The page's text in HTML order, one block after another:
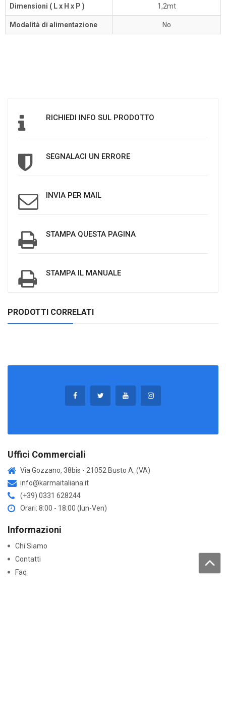
Dimensioni ( L x H x P ) 1,2mt
Modalità di alimentazione No
RICHIEDI INFO SUL PRODOTTO
SEGNALACI UN ERRORE
INVIA PER MAIL
STAMPA QUESTA PAGINA
STAMPA IL MANUALE
PRODOTTI CORRELATI
Uffici Commerciali
Via Gozzano, 38bis - 21052 Busto A. (VA)
info@karmaitaliana.it
(+39) 0331 628244
Orari: 8:00 - 18:00 (lun-Ven)
Informazioni
Chi Siamo
Contatti
Faq